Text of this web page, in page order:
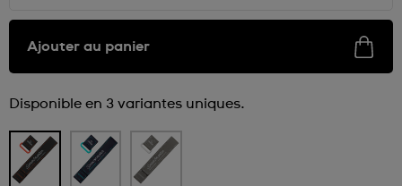
Ajouter au panier
Disponible en 3 variantes uniques.